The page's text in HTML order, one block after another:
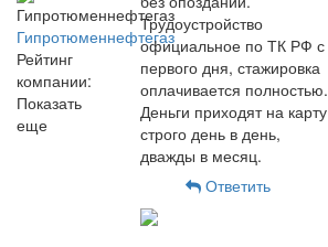
Гипротюменнефтегаз
Рейтинг
компании:
Показать
еще
Трудоустройство
официальное по ТК РФ с
первого дня, стажировка
оплачивается полностью.
Деньги приходят на карту
строго день в день,
дважды в месяц.
Ответить